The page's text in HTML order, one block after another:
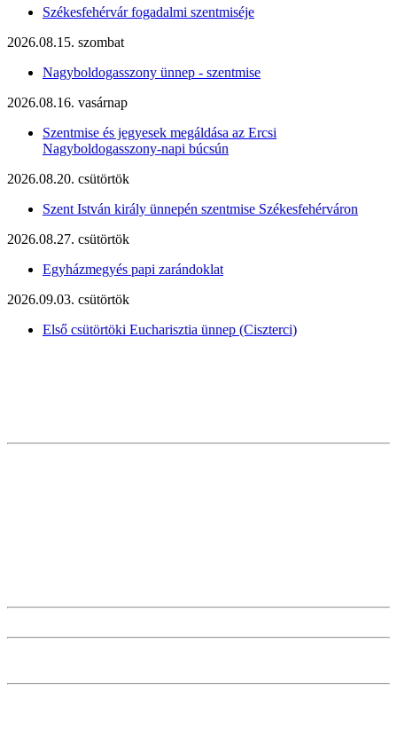
Székesfehérvár fogadalmi szentmiséje
2026.08.15. szombat
Nagyboldogasszony ünnep - szentmise
2026.08.16. vasárnap
Szentmise és jegyesek megáldása az Ercsi
Nagyboldogasszony-napi búcsún
2026.08.20. csütörtök
Szent István király ünnepén szentmise Székesfehérváron
2026.08.27. csütörtök
Egyházmegyés papi zarándoklat
2026.09.03. csütörtök
Első csütörtöki Eucharisztia ünnep (Ciszterci)